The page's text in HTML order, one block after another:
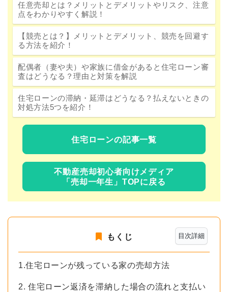
任意売却とは？メリットとデメリットやリスク、注意
点をわかりやすく解説！
【競売とは？】メリットとデメリット、競売を回避す
る方法を紹介！
配偶者（妻や夫）や家族に借金があると住宅ローン審
査はどうなる？理由と対策を解説
住宅ローンの滞納・延滞はどうなる？払えないときの
対処方法5つを紹介！
住宅ローンの記事一覧
不動産売却初心者向けメディア
「売却一年生」TOPに戻る
目次詳細
もくじ
1.住宅ローンが残っている家の売却方法
2. 住宅ローン返済を滞納した場合の流れと支払い